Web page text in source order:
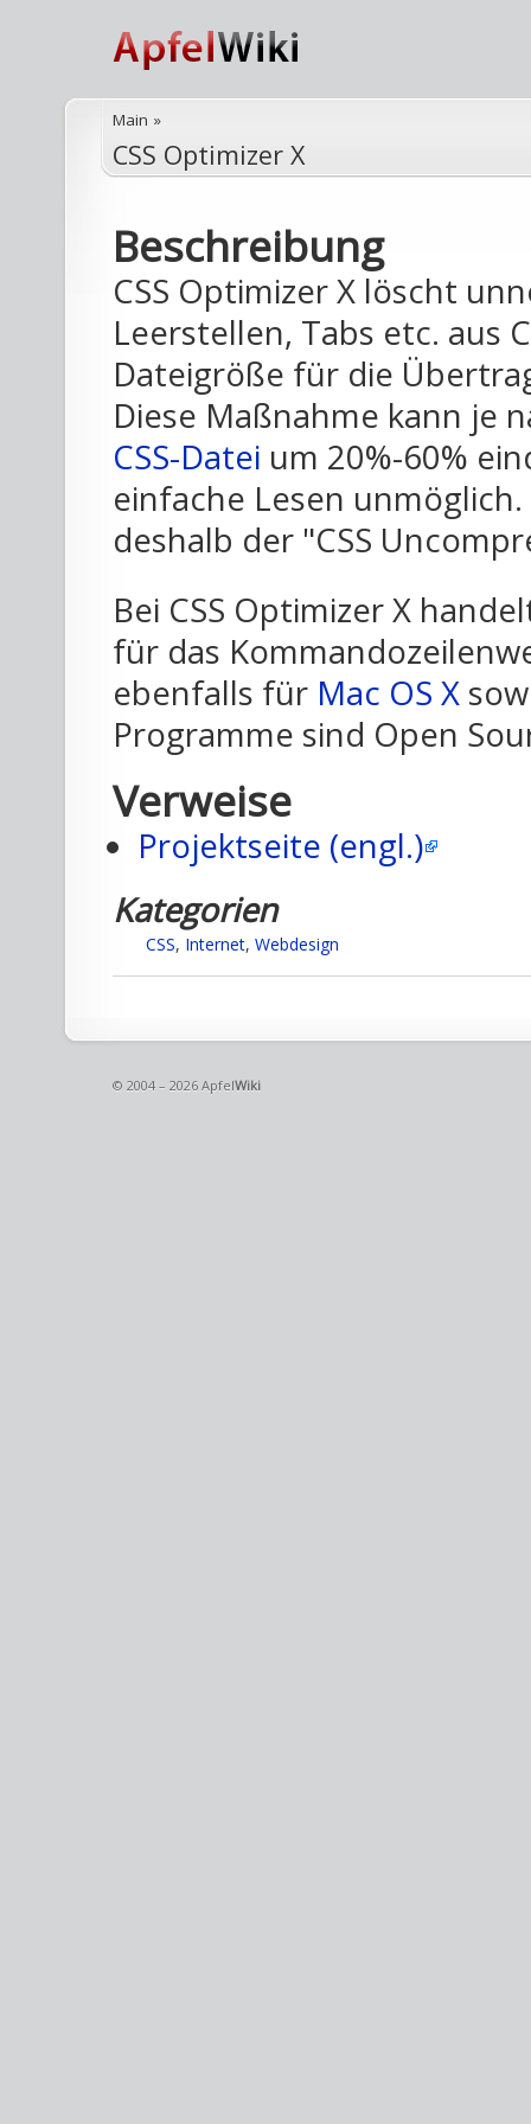
Main »
CSS Optimizer X
Beschreibung
CSS Optimizer X löscht
Leerstellen, Tabs etc. aus
Dateigröße für die
Diese Maßnahme kann je
CSS-Datei um 20%-60%
einfache Lesen
deshalb der "CSS
Bei CSS Optimizer X
für das
ebenfalls für Mac OS X
Programme sind Open
Verweise
Projektseite (engl.)
Kategorien
CSS, Internet, Webdesign
© 2004 – 2026 ApfelWiki